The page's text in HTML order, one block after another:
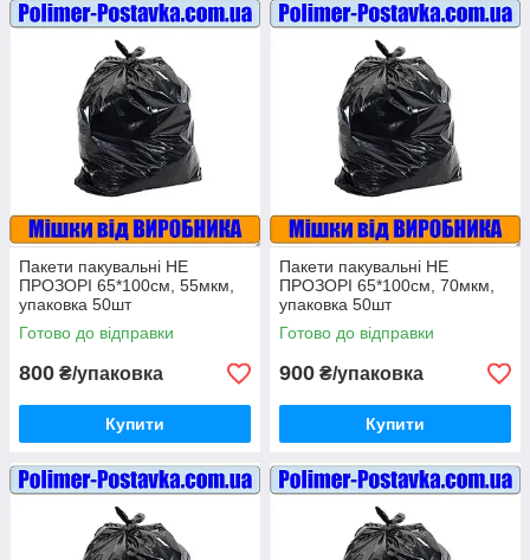
Пакети пакувальні НЕ
ПРОЗОРІ 65*100см, 55мкм,
упаковка 50шт
Готово до відправки
800 ₴/упаковка
Купити
Пакети пакувальні НЕ
ПРОЗОРІ 65*100см, 70мкм,
упаковка 50шт
Готово до відправки
900 ₴/упаковка
Купити